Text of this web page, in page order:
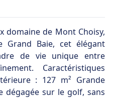
domaine de Mont Choisy,
Grand Baie, cet élégant
de vie unique entre
Caractéristiques
: 127 m² Grande
dégagée sur le golf, sans